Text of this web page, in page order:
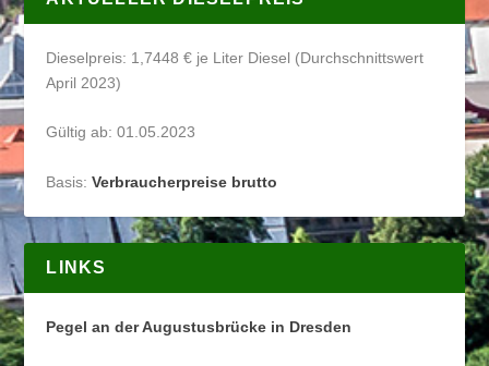
Dieselpreis: 1,7448 € je Liter Diesel (Durchschnittswert
April 2023)
Gültig ab: 01.05.2023
Basis:Verbraucherpreise brutto
LINKS
Pegel an der Augustusbrücke in Dresden